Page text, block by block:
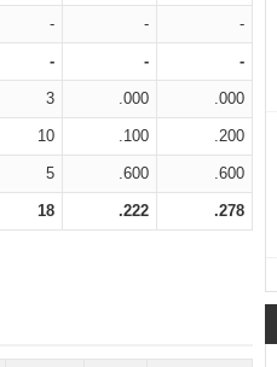
- - -
- - -
3 .000 .000
10 .100 .200
5 .600 .600
18 .222 .278